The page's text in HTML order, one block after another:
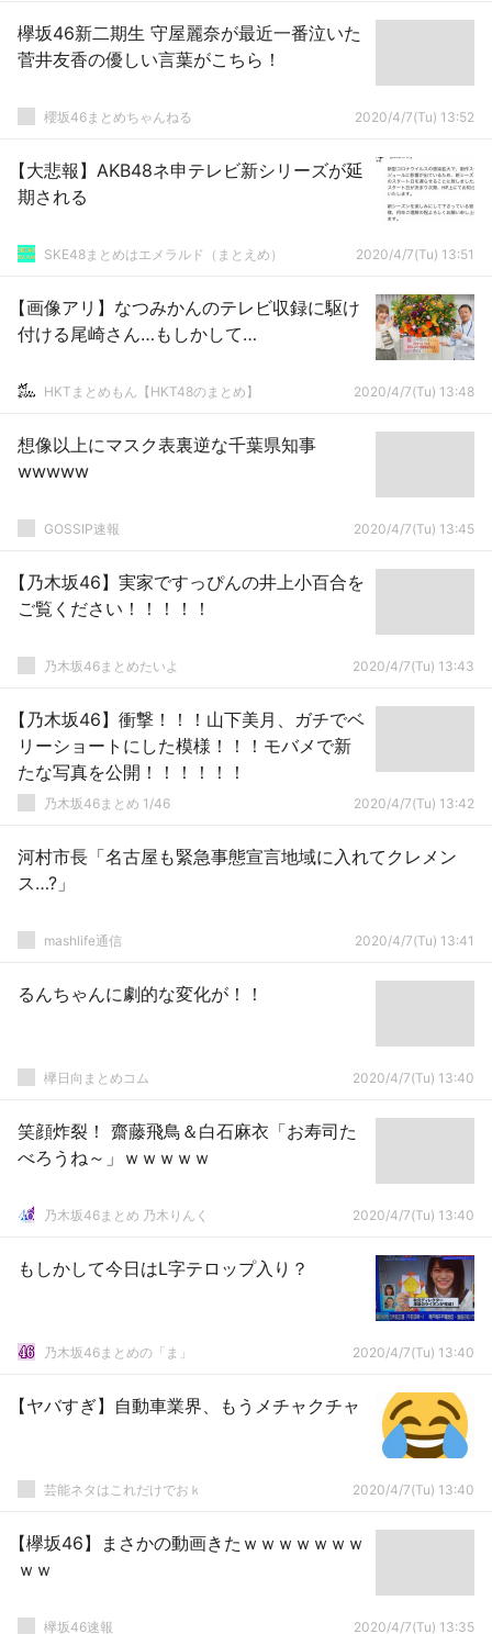
欅坂46新二期生 守屋麗奈が最近一番泣いた
菅井友香の優しい言葉がこちら！
櫻坂46まとめちゃんねる 2020/4/7(Tu) 13:52
【大悲報】AKB48ネ申テレビ新シリーズが延
期される
SKE48まとめはエメラルド（まとえめ） 2020/4/7(Tu) 13:51
【画像アリ】なつみかんのテレビ収録に駆け
付ける尾崎さん…もしかして…
HKTまとめもん【HKT48のまとめ】 2020/4/7(Tu) 13:48
想像以上にマスク表裏逆な千葉県知事
wwwww
GOSSIP速報 2020/4/7(Tu) 13:45
【乃木坂46】実家ですっぴんの井上小百合を
ご覧ください！！！！！
乃木坂46まとめたいよ 2020/4/7(Tu) 13:43
【乃木坂46】衝撃！！！山下美月、ガチでベ
リーショートにした模様！！！モバメで新
たな写真を公開！！！！！！
乃木坂46まとめ 1/46 2020/4/7(Tu) 13:42
河村市長「名古屋も緊急事態宣言地域に入れてクレメン
ス…?」
mashlife通信 2020/4/7(Tu) 13:41
るんちゃんに劇的な変化が！！
欅日向まとめコム 2020/4/7(Tu) 13:40
笑顔炸裂！ 齋藤飛鳥＆白石麻衣「お寿司た
べろうね～」ｗｗｗｗｗ
乃木坂46まとめ 乃木りんく 2020/4/7(Tu) 13:40
もしかして今日はL字テロップ入り？
乃木坂46まとめの「ま」 2020/4/7(Tu) 13:40
【ヤバすぎ】自動車業界、もうメチャクチャ
芸能ネタはこれだけでおｋ 2020/4/7(Tu) 13:40
【欅坂46】まさかの動画きたｗｗｗｗｗｗｗ
ｗｗ
欅坂46速報 2020/4/7(Tu) 13:35